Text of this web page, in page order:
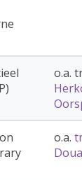
o.a.
o.a.